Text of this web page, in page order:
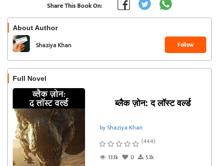
Share This Book On:
About Author
Shaziya Khan Follow
Full Novel
ब्लैक ज़ोन: द लॉस्ट वर्ल्ड
by Shaziya Khan
(444)
13.1k
0 5.1k